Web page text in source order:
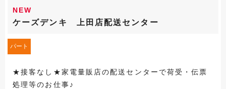
NEW
ケーズデンキ 上田店配送センター
パート
★接客なし★家電量販店の配送センターで荷受・伝票
処理等のお仕事♪